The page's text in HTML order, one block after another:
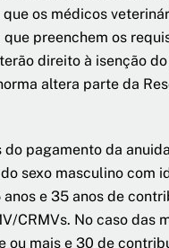
os médicos
preenchem os
direito à isenção
altera parte da
do pagamento da
sexo masculino com
e 35 anos de
CRMVs. No caso das
ou mais e 30 de